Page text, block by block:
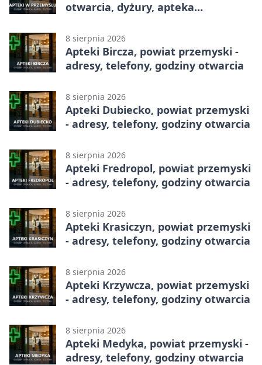
otwarcia, dyżury, apteka
8 sierpnia 2026
Apteki Bircza, powiat przemyski -
adresy, telefony, godziny otwarcia
8 sierpnia 2026
Apteki Dubiecko, powiat przemyski
- adresy, telefony, godziny otwarcia
8 sierpnia 2026
Apteki Fredropol, powiat przemyski
- adresy, telefony, godziny otwarcia
8 sierpnia 2026
Apteki Krasiczyn, powiat przemyski
- adresy, telefony, godziny otwarcia
8 sierpnia 2026
Apteki Krzywcza, powiat przemyski
- adresy, telefony, godziny otwarcia
8 sierpnia 2026
Apteki Medyka, powiat przemyski -
adresy, telefony, godziny otwarcia